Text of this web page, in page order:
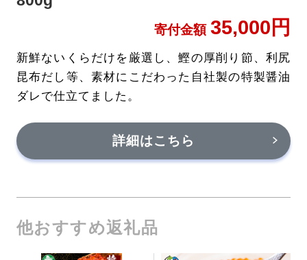
寄付金額 35,000円
新鮮ないくらだけを厳選し、鰹の厚削り節、利尻
昆布だし等、素材にこだわった自社製の特製醤油
ダレで仕立てました。
詳細はこちら
他おすすめ返礼品